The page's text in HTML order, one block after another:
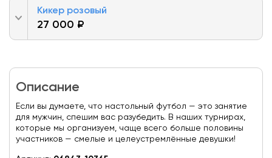
Кикер розовый
27 000 ₽
Описание
Если вы думаете, что настольный футбол — это занятие
для мужчин, спешим вас разубедить. В наших турнирах,
которые мы организуем, чаще всего больше половины
участников — смелые и целеустремлённые девушки!